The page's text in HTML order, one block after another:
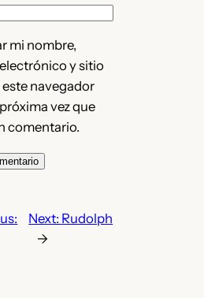
mi nombre,
y sitio
este navegador
vez que
comentario.
Next: Rudolph
→